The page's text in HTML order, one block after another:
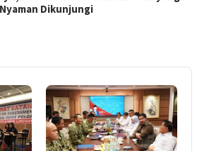
Dikunjungi